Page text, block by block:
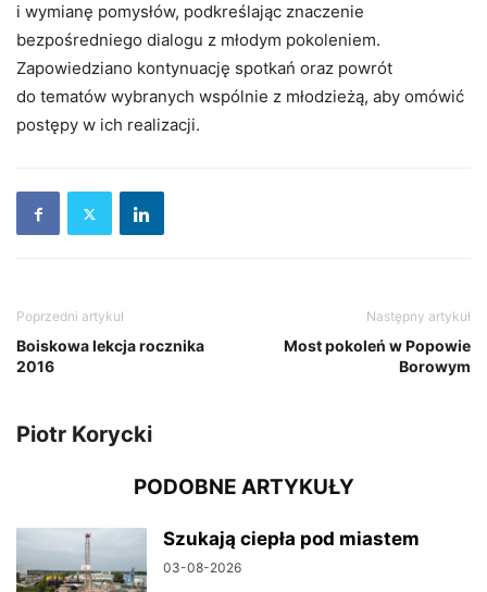
i wymianę pomysłów, podkreślając znaczenie
bezpośredniego dialogu z młodym pokoleniem.
Zapowiedziano kontynuację spotkań oraz powrót
do tematów wybranych wspólnie z młodzieżą, aby omówić
postępy w ich realizacji.
Poprzedni artykuł
Boiskowa lekcja rocznika
2016
Następny artykuł
Most pokoleń w Popowie
Borowym
Piotr Korycki
PODOBNE ARTYKUŁY
Szukają ciepła pod miastem
03-08-2026